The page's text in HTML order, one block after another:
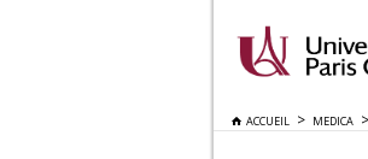
ACCUEIL MEDICA